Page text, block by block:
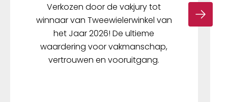
Verkozen door de vakjury tot
winnaar van Tweewielerwinkel van
het Jaar 2026! De ultieme
waardering voor vakmanschap,
vertrouwen en vooruitgang.